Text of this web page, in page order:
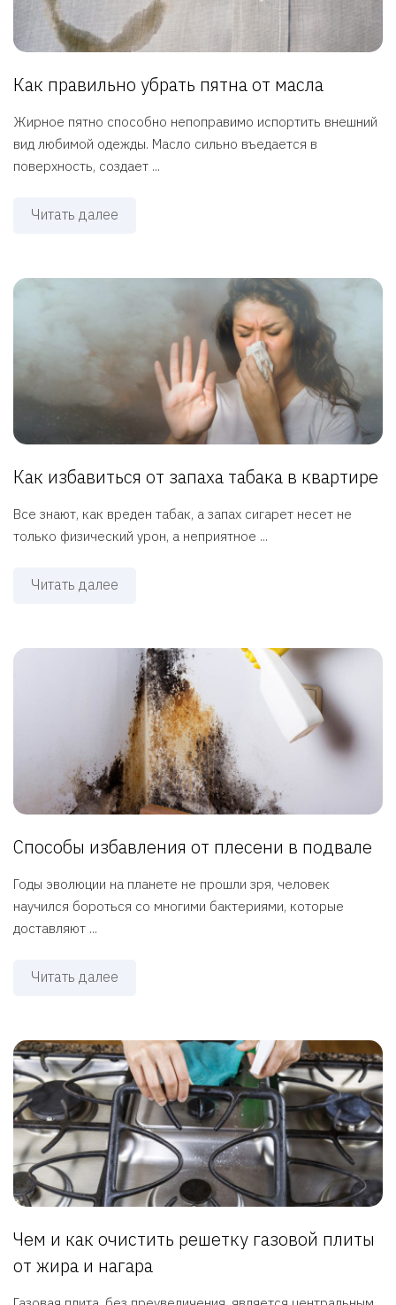
Как правильно убрать пятна от масла
Жирное пятно способно непоправимо испортить внешний
вид любимой одежды. Масло сильно въедается в
поверхность, создает ...
Читать далее
Как избавиться от запаха табака в квартире
Все знают, как вреден табак, а запах сигарет несет не
только физический урон, а неприятное ...
Читать далее
Способы избавления от плесени в подвале
Годы эволюции на планете не прошли зря, человек
научился бороться со многими бактериями, которые
доставляют ...
Читать далее
Чем и как очистить решетку газовой плиты
от жира и нагара